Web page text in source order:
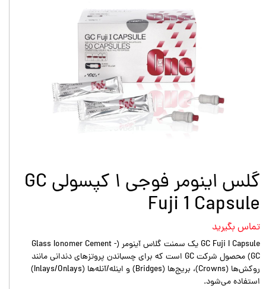
گلس اینومر فوجی ۱ کپسولی GC
Fuji 1 Capsule
تماس بگیرید
GC Fuji I Capsule یک سمنت گلاس آینومر (Glass Ionomer Cement -
GC) محصول شرکت GC است که برای چسباندن پروتزهای دندانی مانند
روکش‌ها (Crowns)، بریج‌ها (Bridges) و اینله/آنله‌ها (Inlays/Onlays)
استفاده می‌شود.